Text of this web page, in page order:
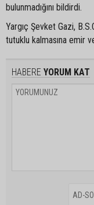
bulunmadığını bildirdi.
Yargıç Şevket Gazi,
tutuklu kalmasına emir
HABERE YORUM KAT